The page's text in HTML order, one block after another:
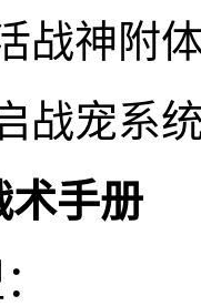
战神附
战宠系
术手册